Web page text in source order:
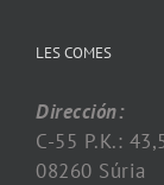
LES COMES
Dirección:
C-55 P.K.:
08260 Súria